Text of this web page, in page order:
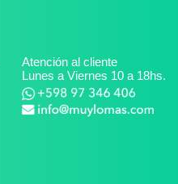
Atención al cliente
Lunes a Viernes 10 a 18hs.